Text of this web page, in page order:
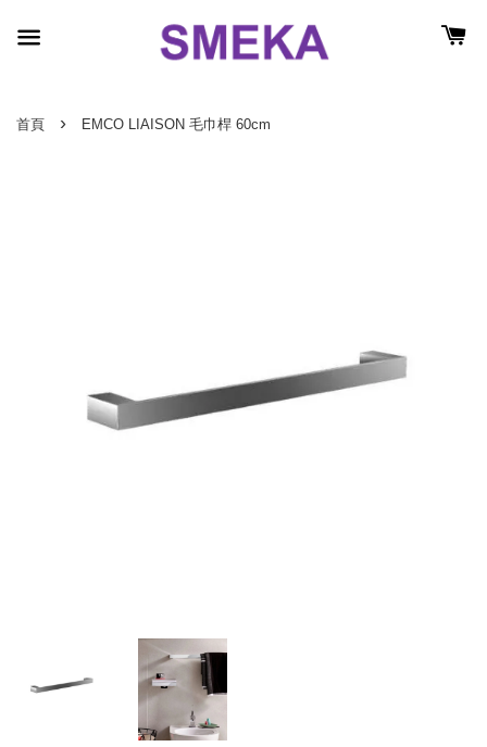
首頁 › EMCO LIAISON 毛巾桿 60cm